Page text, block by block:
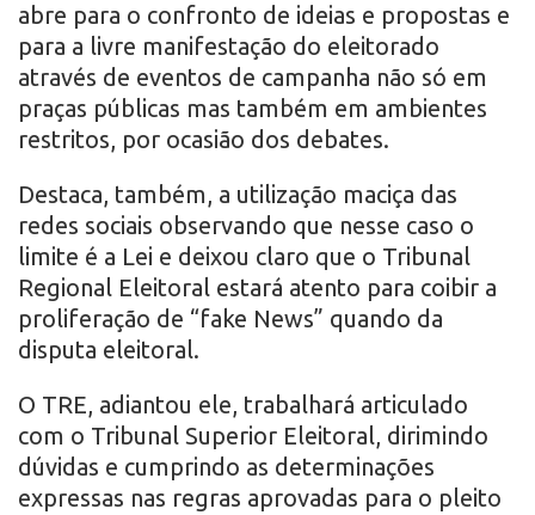
abre para o confronto de ideias e propostas e
para a livre manifestação do eleitorado
através de eventos de campanha não só em
praças públicas mas também em ambientes
restritos, por ocasião dos debates.
Destaca, também, a utilização maciça das
redes sociais observando que nesse caso o
limite é a Lei e deixou claro que o Tribunal
Regional Eleitoral estará atento para coibir a
proliferação de “fake News” quando da
disputa eleitoral.
O TRE, adiantou ele, trabalhará articulado
com o Tribunal Superior Eleitoral, dirimindo
dúvidas e cumprindo as determinações
expressas nas regras aprovadas para o pleito